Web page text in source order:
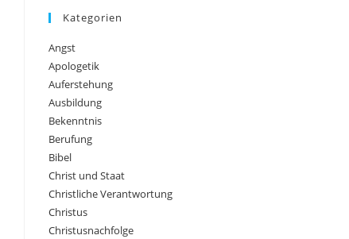
Kategorien
Angst
Apologetik
Auferstehung
Ausbildung
Bekenntnis
Berufung
Bibel
Christ und Staat
Christliche Verantwortung
Christus
Christusnachfolge